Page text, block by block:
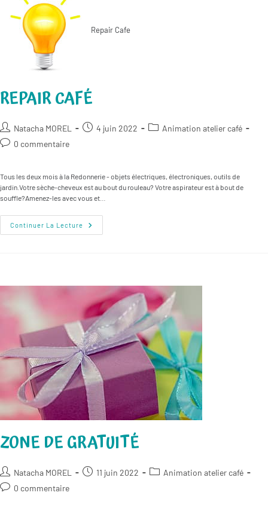
Repair Cafe
REPAIR CAFÉ
Auteur/autrice
de
Natacha MOREL
Publication
4 juin 2022
PostAnimation atelier café
Commentaires
publication :
0 commentaire
Tous les deux mois à la Redonnerie - objets électriques, électroniques, outils de
jardin.Votre sèche-cheveux est au bout du rouleau? Votre aspirateur est à bout de
souffle?Amenez-les avec vous et…
Continuer La Lecture
Repair
Café
ZONE DE GRATUITÉ
Auteur/autrice
de
Natacha MOREL
Publication
11 juin 2022
PostAnimation atelier café
Commentaires
0 commentaire